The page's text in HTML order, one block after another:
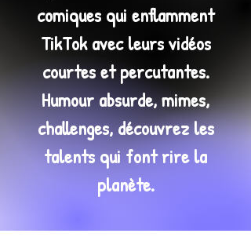
comiques qui enflamment
TikTok avec leurs vidéos
courtes et percutantes.
Humour absurde, mimes,
challenges, découvrez les
talents qui font rire la
planète.